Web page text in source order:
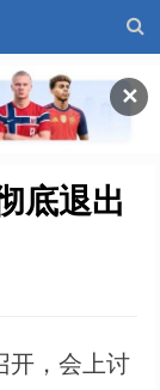
✕
底退出
开，会上讨